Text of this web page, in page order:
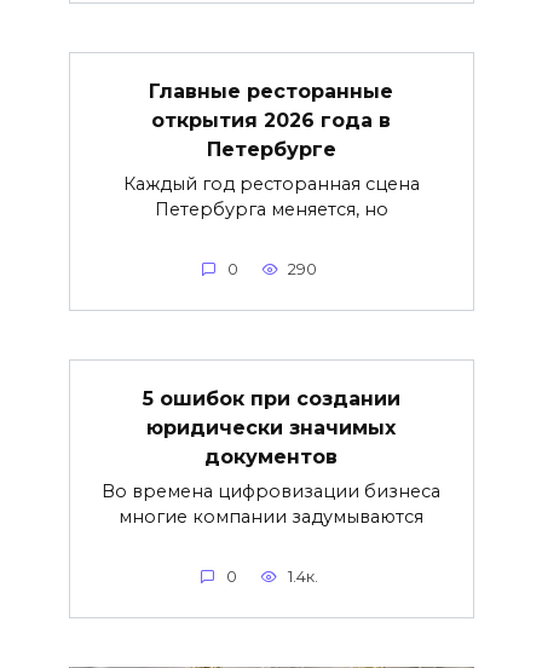
Главные ресторанные
открытия 2026 года в
Петербурге
Каждый год ресторанная сцена
Петербурга меняется, но
0 290
5 ошибок при создании
юридически значимых
документов
Во времена цифровизации бизнеса
многие компании задумываются
0 1.4к.